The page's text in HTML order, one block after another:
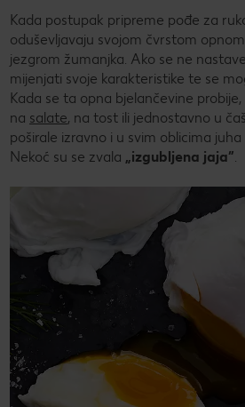
Kada postupak pripreme pođe za
oduševljavaju svojom čvrstom
jezgrom žumanjka. Ako se ne
mijenjati svoje karakteristike te se
Kada se ta opna bjelančevine
na salate, na tost ili jednostavno u
poširale izravno i u svim oblicima juha
Nekoć su se zvala „izgubljena jaja”